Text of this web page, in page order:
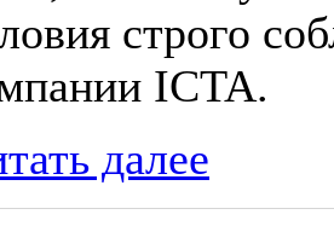
строго
ICTA.
далее